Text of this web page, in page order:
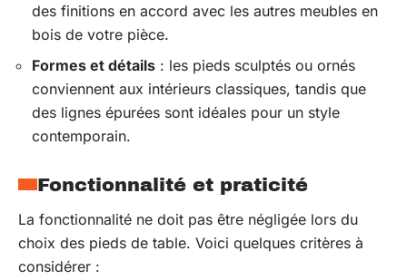
des finitions en accord avec les autres meubles en
bois de votre pièce.
Formes et détails : les pieds sculptés ou ornés
conviennent aux intérieurs classiques, tandis que
des lignes épurées sont idéales pour un style
contemporain.
Fonctionnalité et praticité
La fonctionnalité ne doit pas être négligée lors du
choix des pieds de table. Voici quelques critères à
considérer :